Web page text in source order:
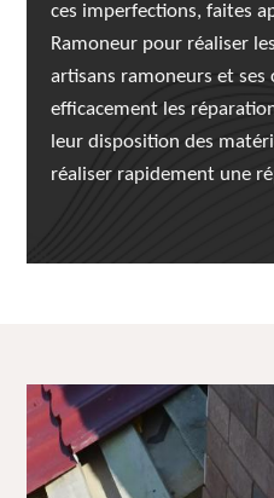
ces imperfections, faites
Ramoneur pour réaliser
artisans ramoneurs et ses
efficacement les
leur disposition des
réaliser rapidement une